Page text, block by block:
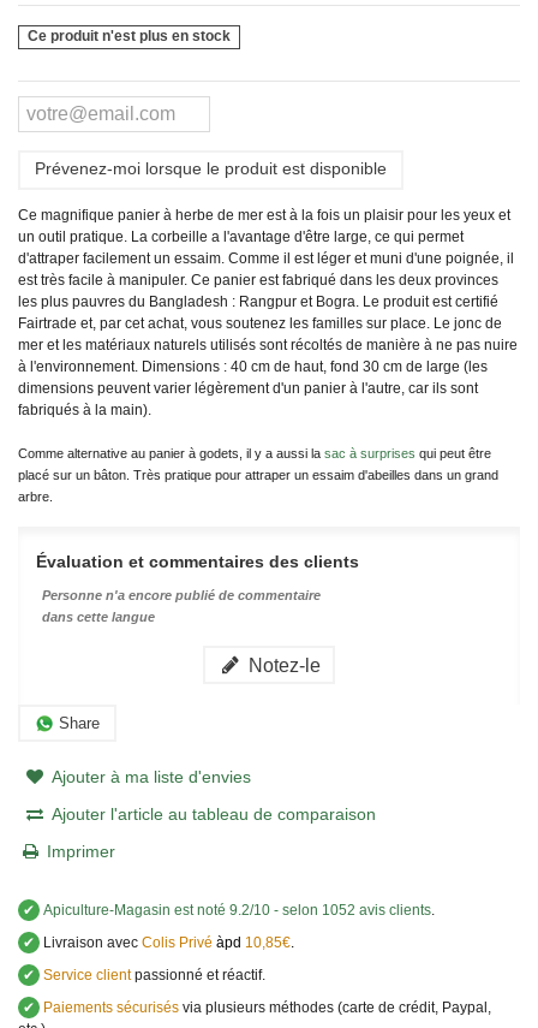
Ce produit n'est plus en stock
Prévenez-moi lorsque le produit est disponible
Ce magnifique panier à herbe de mer est à la fois un plaisir pour les yeux et
un outil pratique. La corbeille a l'avantage d'être large, ce qui permet
d'attraper facilement un essaim. Comme il est léger et muni d'une poignée, il
est très facile à manipuler. Ce panier est fabriqué dans les deux provinces
les plus pauvres du Bangladesh : Rangpur et Bogra. Le produit est certifié
Fairtrade et, par cet achat, vous soutenez les familles sur place. Le jonc de
mer et les matériaux naturels utilisés sont récoltés de manière à ne pas nuire
à l'environnement. Dimensions : 40 cm de haut, fond 30 cm de large (les
dimensions peuvent varier légèrement d'un panier à l'autre, car ils sont
fabriqués à la main).
Comme alternative au panier à godets, il y a aussi la sac à surprises qui peut être
placé sur un bâton. Très pratique pour attraper un essaim d'abeilles dans un grand
arbre.
Évaluation et commentaires des clients
Personne n'a encore publié de commentaire
dans cette langue
Notez-le
Share
Ajouter à ma liste d'envies
Ajouter l'article au tableau de comparaison
Imprimer
✔ Apiculture-Magasin est noté 9.2/10 - selon 1052 avis clients.
✔
Livraison avec Colis Privé àpd 10,85€.
✔ Service clientpassionné et réactif.
✔
Paiements sécurisés via plusieurs méthodes (carte de crédit, Paypal,